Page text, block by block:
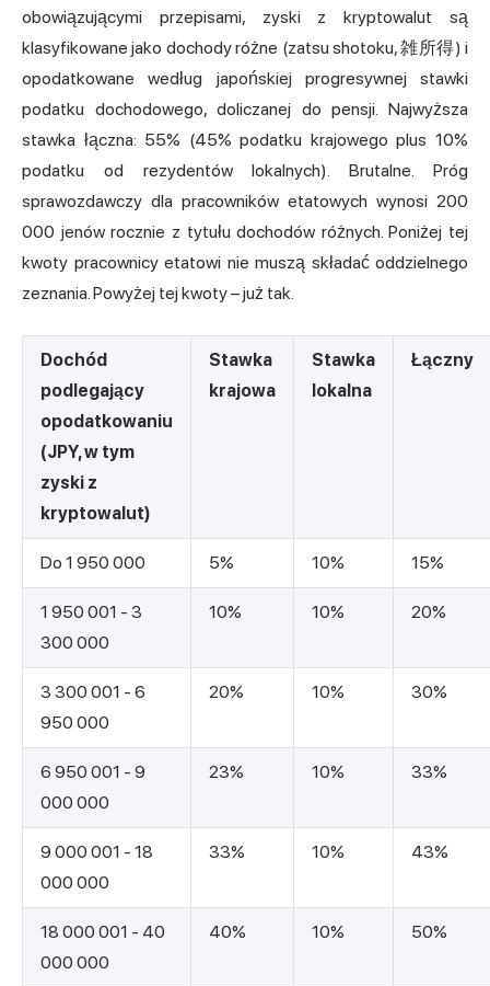
obowiązującymi przepisami, zyski z kryptowalut są
klasyfikowane jako dochody różne (zatsu shotoku, 雑所得) i
opodatkowane według japońskiej progresywnej stawki
podatku dochodowego, doliczanej do pensji. Najwyższa
stawka łączna: 55% (45% podatku krajowego plus 10%
podatku od rezydentów lokalnych). Brutalne. Próg
sprawozdawczy dla pracowników etatowych wynosi 200
000 jenów rocznie z tytułu dochodów różnych. Poniżej tej
kwoty pracownicy etatowi nie muszą składać oddzielnego
zeznania. Powyżej tej kwoty – już tak.
Dochód
podlegający
opodatkowaniu
(JPY, w tym
zyski z
kryptowalut)
Stawka
krajowa
Stawka
lokalna
Łączny
Do 1 950 000 5% 10% 15%
1 950 001 - 3
300 000
10% 10% 20%
3 300 001 - 6
950 000
20% 10% 30%
6 950 001 - 9
000 000
23% 10% 33%
9 000 001 - 18
000 000
33% 10% 43%
18 000 001 - 40
000 000
40% 10% 50%